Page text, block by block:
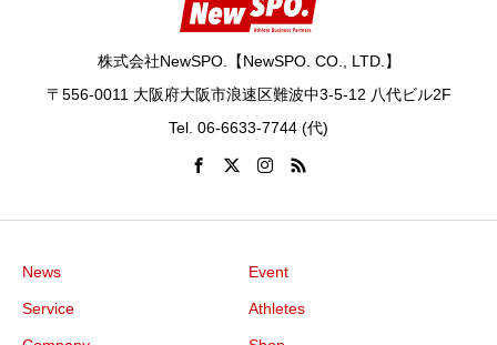
株式会社NewSPO.【NewSPO. CO., LTD.】
〒556-0011 大阪府大阪市浪速区難波中3-5-12 八代ビル2F
Tel. 06-6633-7744 (代)
News Event
Service Athletes